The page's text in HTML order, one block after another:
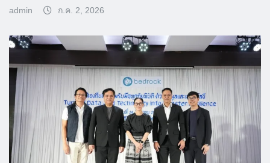
admin ก.ค. 2, 2026